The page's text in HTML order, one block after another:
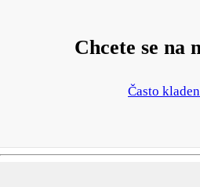
Chcete se na
Často